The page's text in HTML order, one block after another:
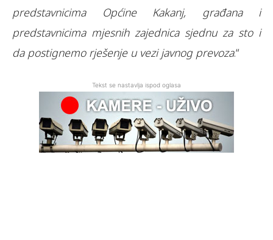
predstavnicima Općine Kakanj, građana i
predstavnicima mjesnih zajednica sjednu za sto i
da postignemo rješenje u vezi javnog prevoza.“
Tekst se nastavlja ispod oglasa